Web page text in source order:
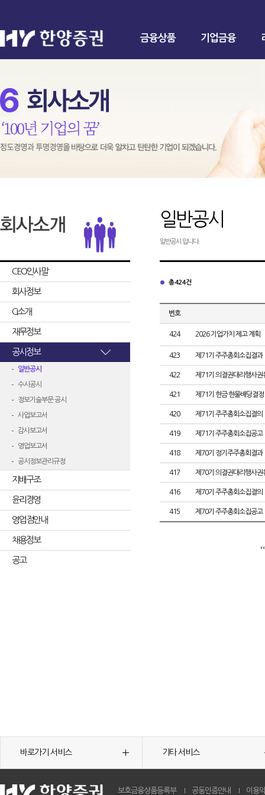
금융상품 기업금융
CEO인사말
회사정보
CI소개
재무정보
공시정보
일반공시
수시공시
정보기술부문 공시
사업보고서
감사보고서
영업보고서
공시정보관리규정
지배구조
윤리경영
영업점안내
채용정보
공고
일반공시
일반공시 입니다.
총 424건
번호
424 2026 기업가치 제고 계획
423 제71기 주주총회소집결과
422 제71기 의결권대리행사권
421 제71기 현금·현물배당결정
420 제71기 주주총회소집결의
419 제71기 주주총회소집공고
418 제70기 정기주주총회결과
417 제70기 의결권대리행사권
416 제70기 주주총회소집결의
415 제70기 주주총회소집공고
바로가기 서비스 기타 서비스
보호금융상품등록부 공동인증안내 이용